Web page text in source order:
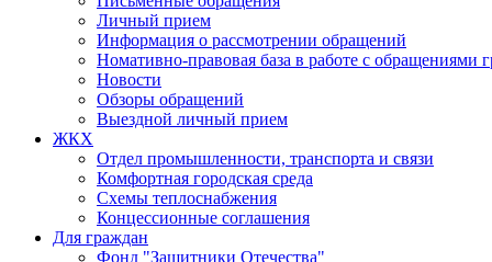
Личный прием
Информация о рассмотрении обращений
Номативно-правовая база в работе с обращениями
Новости
Обзоры обращений
Выездной личный прием
ЖКХ
Отдел промышленности, транспорта и связи
Комфортная городская среда
Схемы теплоснабжения
Концессионные соглашения
Для граждан
Фонд "Защитники Отечества"